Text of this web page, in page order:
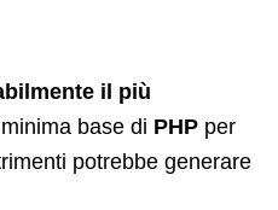
il più
base di PHP per
potrebbe generare